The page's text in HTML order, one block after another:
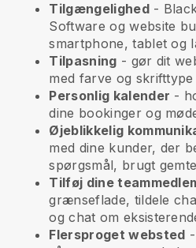
Tilgængelighed-
Software og website
smartphone, tablet og
Tilpasning - gør dit
med farve og
Personlig kalender -
dine bookinger og
Øjeblikkelig
med dine kunder, der
spørgsmål, brugt
Tilføj dine
grænseflade, tildele
og chat om
Flersproget websted